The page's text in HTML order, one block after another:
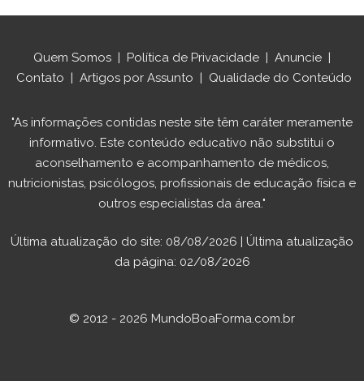
Quem Somos | Política de Privacidade | Anuncie |
Contato | Artigos por Assunto | Qualidade do Conteúdo
"As informações contidas neste site têm caráter meramente
informativo. Este conteúdo educativo não substitui o
aconselhamento e acompanhamento de médicos,
nutricionistas, psicólogos, profissionais de educação física e
outros especialistas da área."
Última atualização do site: 08/08/2026 | Última atualização
da página: 02/08/2026
© 2012 - 2026 MundoBoaForma.com.br